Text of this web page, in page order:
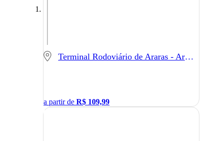
Terminal Rodoviário de Araras - Araras - SP
a partir de R$ 109,99